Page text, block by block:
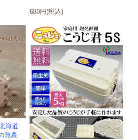
680円(税込)
海道
無農